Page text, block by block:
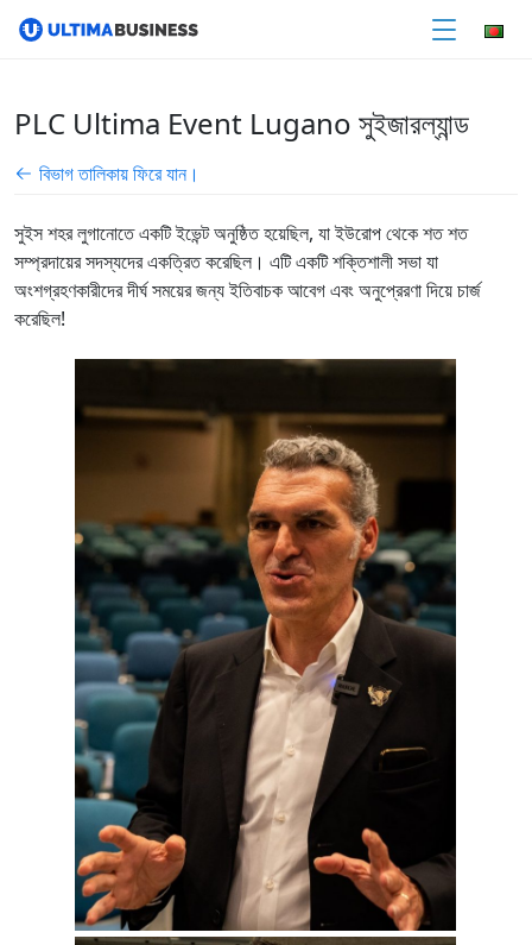
PLC Ultima Event Lugano সুইজারল্যান্ড
বিভাগ তালিকায় ফিরে যান।
সুইস শহর লুগানোতে একটি ইভেন্ট অনুষ্ঠিত হয়েছিল, যা ইউরোপ থেকে শত শত
সম্প্রদায়ের সদস্যদের একত্রিত করেছিল। এটি একটি শক্তিশালী সভা যা
অংশগ্রহণকারীদের দীর্ঘ সময়ের জন্য ইতিবাচক আবেগ এবং অনুপ্রেরণা দিয়ে চার্জ
করেছিল!